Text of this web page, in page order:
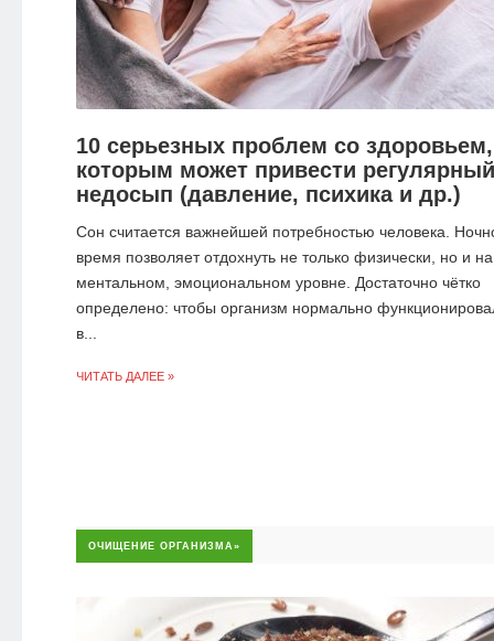
10 серьезных проблем со
которым может привести регулярный
недосып (давление, психика и др.)
Сон считается важнейшей потребностью человека.
время позволяет отдохнуть не только физически, но и на
ментальном, эмоциональном уровне. Достаточно чётко
определено: чтобы организм нормально
в...
ЧИТАТЬ ДАЛЕЕ »
ОЧИЩЕНИЕ ОРГАНИЗМА»